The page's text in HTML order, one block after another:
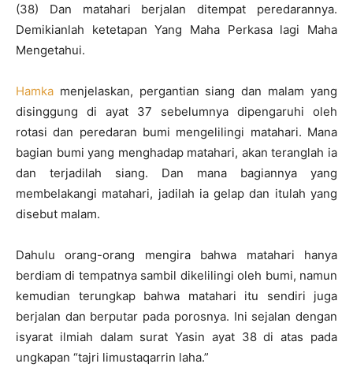
(38) Dan matahari berjalan ditempat peredarannya.
Demikianlah ketetapan Yang Maha Perkasa lagi Maha
Mengetahui.
Hamka menjelaskan, pergantian siang dan malam yang
disinggung di ayat 37 sebelumnya dipengaruhi oleh
rotasi dan peredaran bumi mengelilingi matahari. Mana
bagian bumi yang menghadap matahari, akan teranglah ia
dan terjadilah siang. Dan mana bagiannya yang
membelakangi matahari, jadilah ia gelap dan itulah yang
disebut malam.
Dahulu orang-orang mengira bahwa matahari hanya
berdiam di tempatnya sambil dikelilingi oleh bumi, namun
kemudian terungkap bahwa matahari itu sendiri juga
berjalan dan berputar pada porosnya. Ini sejalan dengan
isyarat ilmiah dalam surat Yasin ayat 38 di atas pada
ungkapan “tajri limustaqarrin laha.”